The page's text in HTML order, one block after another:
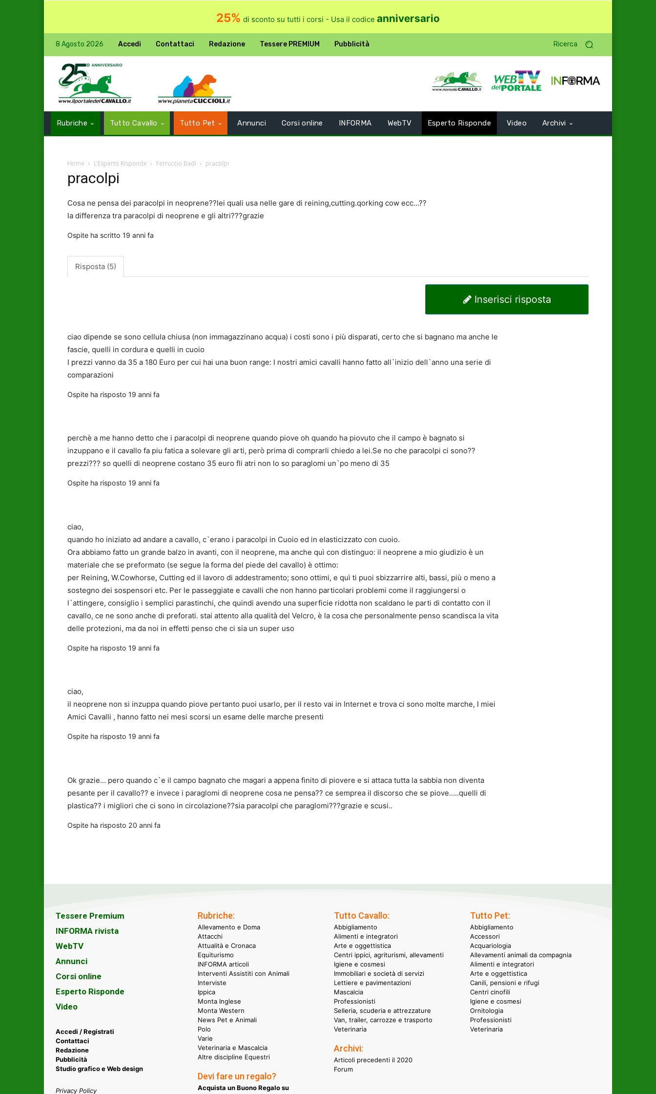
25% di sconto su tutti i corsi - Usa il codice anniversario
8 Agosto 2026 Accedi Contattaci Redazione Tessere PREMIUM Pubblicità Ricerca
Rubriche Tutto Cavallo Tutto Pet Annunci Corsi online INFORMA WebTV Esperto Risponde Video Archivi
Home L’Esperto Risponde Ferruccio Badi pracolpi
pracolpi
Cosa ne pensa dei paracolpi in neoprene??lei quali usa nelle gare di reining,cutting.qorking cow ecc…??
la differenza tra paracolpi di neoprene e gli altri???grazie
Ospite ha scritto 19 anni fa
Risposta (5)
Inserisci risposta
ciao dipende se sono cellula chiusa (non immagazzinano acqua) i costi sono i più disparati, certo che si bagnano ma anche le
fascie, quelli in cordura e quelli in cuoio
I prezzi vanno da 35 a 180 Euro per cui hai una buon range: I nostri amici cavalli hanno fatto all`inizio dell`anno una serie di
comparazioni
Ospite ha risposto 19 anni fa
perchè a me hanno detto che i paracolpi di neoprene quando piove oh quando ha piovuto che il campo è bagnato si
inzuppano e il cavallo fa piu fatica a solevare gli arti, però prima di comprarli chiedo a lei.Se no che paracolpi ci sono??
prezzi??? so quelli di neoprene costano 35 euro fli atri non lo so paraglomi un`po meno di 35
Ospite ha risposto 19 anni fa
ciao,
quando ho iniziato ad andare a cavallo, c`erano i paracolpi in Cuoio ed in elasticizzato con cuoio.
Ora abbiamo fatto un grande balzo in avanti, con il neoprene, ma anche quì con distinguo: il neoprene a mio giudizio è un
materiale che se preformato (se segue la forma del piede del cavallo) è ottimo:
per Reining, W.Cowhorse, Cutting ed il lavoro di addestramento; sono ottimi, e quì ti puoi sbizzarrire alti, bassi, più o meno a
sostegno dei sospensori etc. Per le passeggiate e cavalli che non hanno particolari problemi come il raggiungersi o
l`attingere, consiglio i semplici parastinchi, che quindi avendo una superficie ridotta non scaldano le parti di contatto con il
cavallo, ce ne sono anche di preforati. stai attento alla qualità del Velcro, è la cosa che personalmente penso scandisca la vita
delle protezioni, ma da noi in effetti penso che ci sia un super uso
Ospite ha risposto 19 anni fa
ciao,
il neoprene non si inzuppa quando piove pertanto puoi usarlo, per il resto vai in Internet e trova ci sono molte marche, I miei
Amici Cavalli , hanno fatto nei mesi scorsi un esame delle marche presenti
Ospite ha risposto 19 anni fa
Ok grazie… pero quando c`e il campo bagnato che magari a appena finito di piovere e si attaca tutta la sabbia non diventa
pesante per il cavallo?? e invece i paraglomi di neoprene cosa ne pensa?? ce semprea il discorso che se piove…..quelli di
plastica?? i migliori che ci sono in circolazione??sia paracolpi che paraglomi???grazie e scusi..
Ospite ha risposto 20 anni fa
Tessere Premium
INFORMA rivista
WebTV
Annunci
Corsi online
Esperto Risponde
Video
Accedi / Registrati
Contattaci
Redazione
Pubblicità
Studio grafico e Web design
Privacy Policy
Rubriche:
Allevamento e Doma
Attacchi
Attualità e Cronaca
Equiturismo
INFORMA articoli
Interventi Assistiti con Animali
Interviste
Ippica
Monta Inglese
Monta Western
News Pet e Animali
Polo
Varie
Veterinaria e Mascalcia
Altre discipline Equestri
Devi fare un regalo?
Acquista un Buono Regalo su
Tutto Cavallo:
Abbigliamento
Alimenti e integratori
Arte e oggettistica
Centri ippici, agriturismi, allevamenti
Igiene e cosmesi
Immobiliari e società di servizi
Lettiere e pavimentazioni
Mascalcia
Professionisti
Selleria, scuderia e attrezzature
Van, trailer, carrozze e trasporto
Veterinaria
Archivi:
Articoli precedenti il 2020
Forum
Tutto Pet:
Abbigliamento
Accessori
Acquariologia
Allevamenti animali da compagnia
Alimenti e integratori
Arte e oggettistica
Canili, pensioni e rifugi
Centri cinofili
Igiene e cosmesi
Ornitologia
Professionisti
Veterinaria